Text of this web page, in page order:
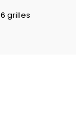
6 grilles